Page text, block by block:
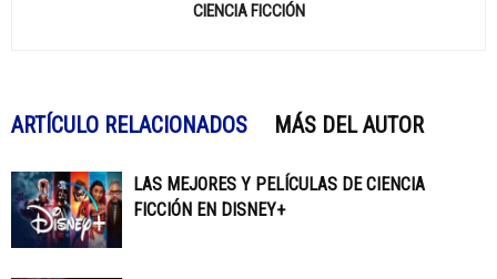
CIENCIA FICCIÓN
ARTÍCULO RELACIONADOS MÁS DEL AUTOR
LAS MEJORES Y PELÍCULAS DE CIENCIA
FICCIÓN EN DISNEY+